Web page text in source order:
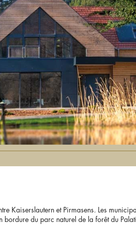
Kaiserslautern et Pirmasens. Les
du parc naturel de la forêt du